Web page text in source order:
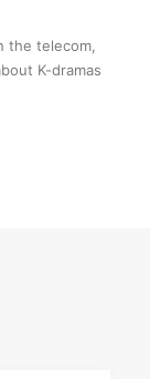
the telecom,
K-dramas